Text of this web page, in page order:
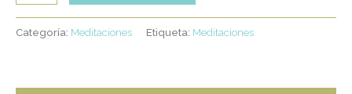
Categoría: Meditaciones Etiqueta: Meditaciones